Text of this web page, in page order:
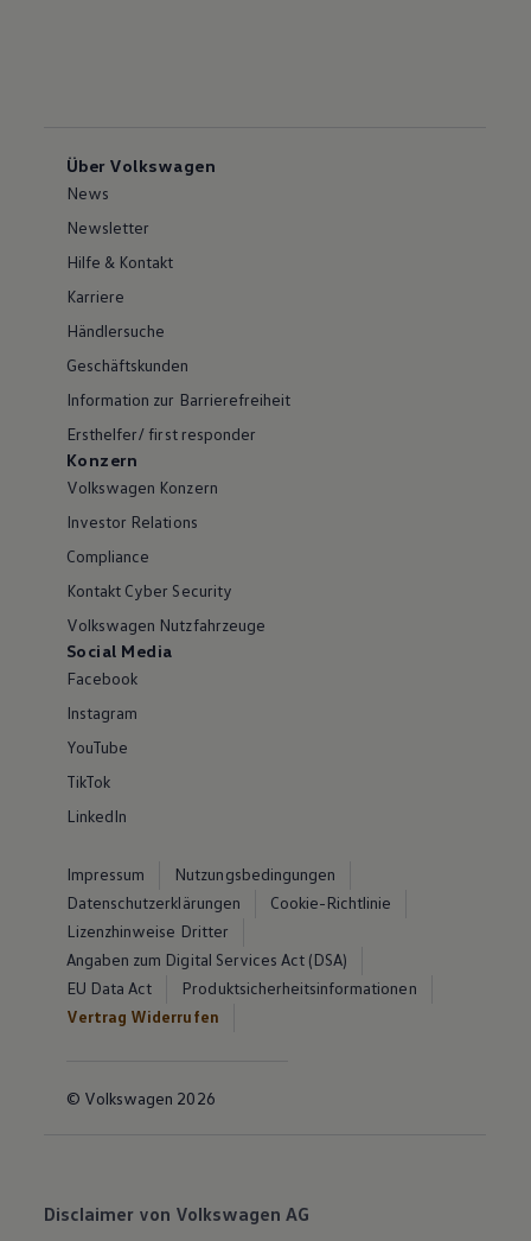
Über Volkswagen
News
Newsletter
Hilfe & Kontakt
Karriere
Händlersuche
Geschäftskunden
Information zur Barrierefreiheit
Ersthelfer/ first responder
Konzern
Volkswagen Konzern
Investor Relations
Compliance
Kontakt Cyber Security
Volkswagen Nutzfahrzeuge
Social Media
Facebook
Instagram
YouTube
TikTok
LinkedIn
Impressum
Nutzungsbedingungen
Datenschutzerklärungen
Cookie-Richtlinie
Lizenzhinweise Dritter
Angaben zum Digital Services Act (DSA)
EU Data Act
Produktsicherheitsinformationen
Vertrag Widerrufen
© Volkswagen 2026
Disclaimer von Volkswagen AG